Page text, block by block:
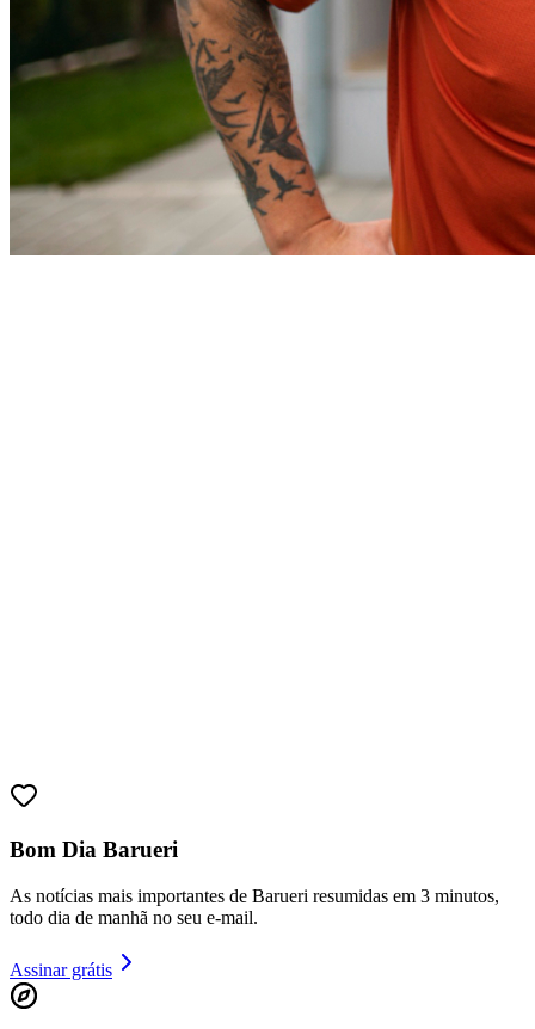
Bragantino
Bom Dia Barueri
As notícias mais importantes de Barueri resumidas em 3 minutos,
todo dia de manhã no seu e-mail.
Assinar grátis